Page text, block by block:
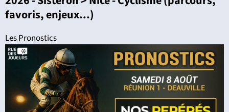
favoris, enjeux...)
Les Pronostics